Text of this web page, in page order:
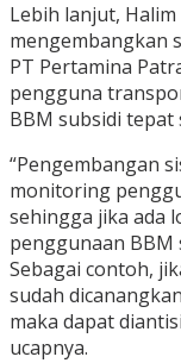
Lebih lanjut,
mengembangkan
PT Pertamina
pengguna
BBM subsidi tepat
“Pengembangan
monitoring
sehingga jika ada
penggunaan
Sebagai contoh,
sudah
maka dapat
ucapnya.